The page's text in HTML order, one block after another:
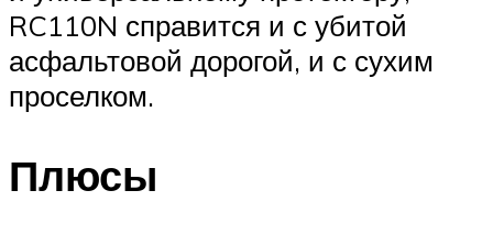
RC110N справится и с убитой
асфальтовой дорогой, и с сухим
проселком.
Плюсы